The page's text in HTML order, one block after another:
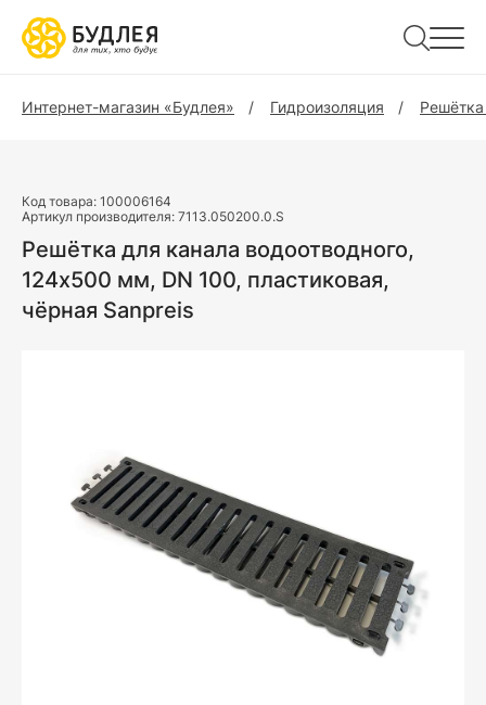
Интернет-магазин «Будлея» Гидроизоляция
Код товара: 100006164
Артикул производителя: 7113.050200.0.S
Решётка для канала водоотводного,
124х500 мм, DN 100, пластиковая,
чёрная Sanpreis